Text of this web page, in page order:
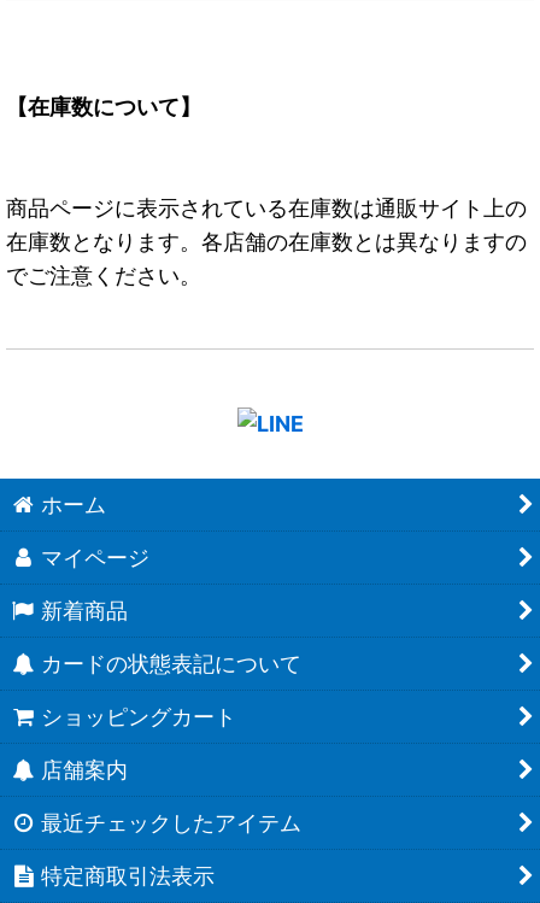
【在庫数について】
商品ページに表示されている在庫数は通販サイト上の
在庫数となります。各店舗の在庫数とは異なりますの
でご注意ください。
ホーム
マイページ
新着商品
カードの状態表記について
ショッピングカート
店舗案内
最近チェックしたアイテム
特定商取引法表示